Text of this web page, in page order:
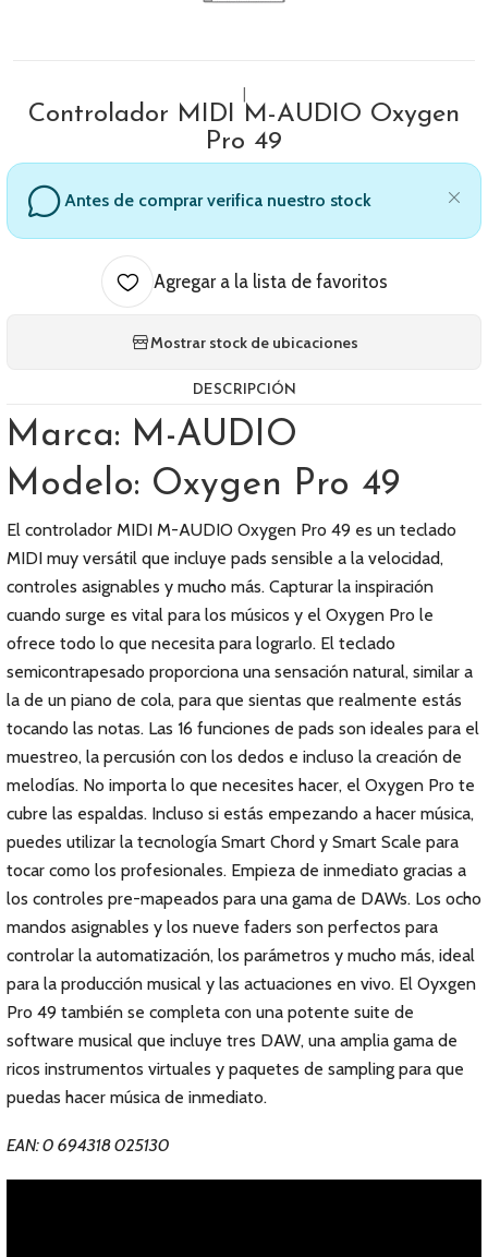
Controlador MIDI M-AUDIO Oxygen
Pro 49
Antes de comprar verifica nuestro stock
Agregar a la lista de favoritos
Mostrar stock de ubicaciones
DESCRIPCIÓN
Marca: M-AUDIO
Modelo: Oxygen Pro 49
El controlador MIDI M-AUDIO Oxygen Pro 49 es un teclado
MIDI muy versátil que incluye pads sensible a la velocidad,
controles asignables y mucho más. Capturar la inspiración
cuando surge es vital para los músicos y el Oxygen Pro le
ofrece todo lo que necesita para lograrlo. El teclado
semicontrapesado proporciona una sensación natural, similar a
la de un piano de cola, para que sientas que realmente estás
tocando las notas. Las 16 funciones de pads son ideales para el
muestreo, la percusión con los dedos e incluso la creación de
melodías. No importa lo que necesites hacer, el Oxygen Pro te
cubre las espaldas. Incluso si estás empezando a hacer música,
puedes utilizar la tecnología Smart Chord y Smart Scale para
tocar como los profesionales. Empieza de inmediato gracias a
los controles pre-mapeados para una gama de DAWs. Los ocho
mandos asignables y los nueve faders son perfectos para
controlar la automatización, los parámetros y mucho más, ideal
para la producción musical y las actuaciones en vivo. El Oyxgen
Pro 49 también se completa con una potente suite de
software musical que incluye tres DAW, una amplia gama de
ricos instrumentos virtuales y paquetes de sampling para que
puedas hacer música de inmediato.
EAN: 0 694318 025130